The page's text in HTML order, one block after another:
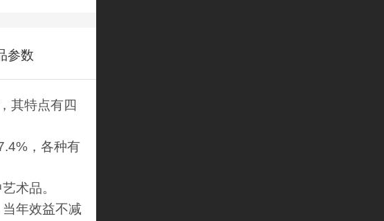
参数
其特点有四
，各种有
术品。
年效益不减